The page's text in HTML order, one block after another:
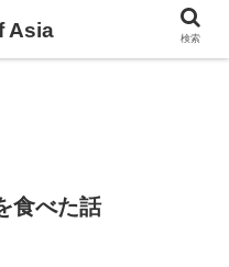
食べた話
Asia 検索